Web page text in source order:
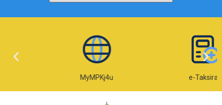
MyMPKj4u e-Taksiran